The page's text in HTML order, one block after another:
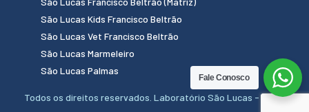
São Lucas Kids Francisco Beltrão
São Lucas Vet Francisco Beltrão
São Lucas Marmeleiro
São Lucas Palmas
Todos os direitos reservados. Laboratório São Lucas - 2024.
Fale Conosco